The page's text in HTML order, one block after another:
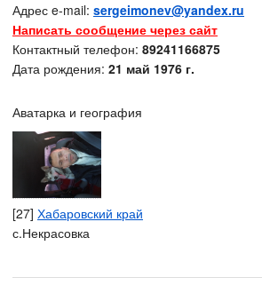
Адрес e-mail: sergeimonev@yandex.ru
Написать сообщение через сайт
Контактный телефон: 89241166875
Дата рождения: 21 май 1976 г.
Аватарка и география
[27] Хабаровский край
с.Некрасовка